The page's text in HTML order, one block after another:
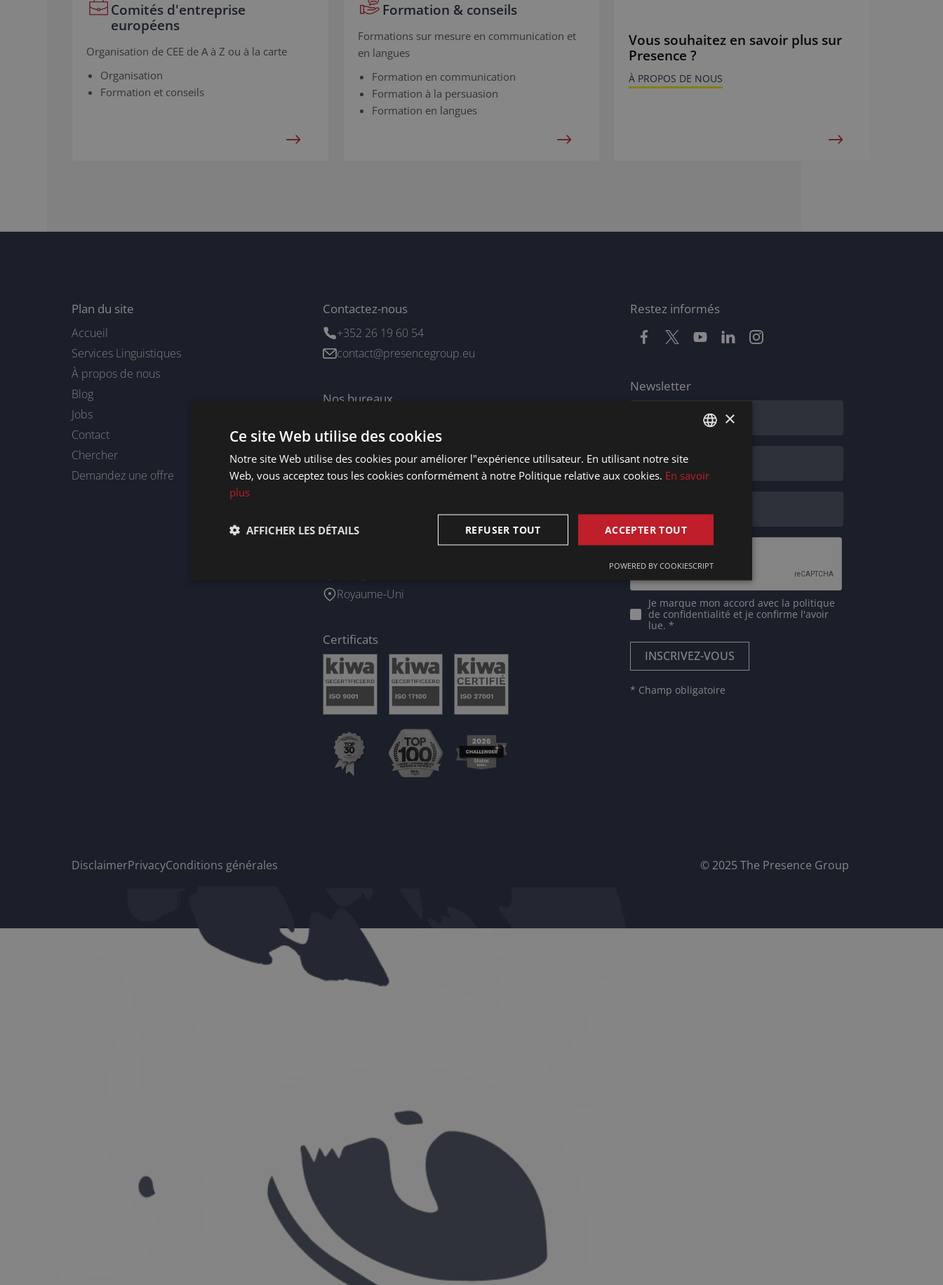
Comités d'entreprise
européens
Organisation de CEE de A à Z ou à la carte
Organisation
Formation et conseils
Formation & conseils
Formations sur mesure en communication et
en langues
Formation en communication
Formation à la persuasion
Formation en langues
Vous souhaitez en savoir plus sur
Presence ?
À PROPOS DE NOUS
Plan du site
Accueil
Services Linguistiques
À propos de nous
Blog
Jobs
Contact
Chercher
Demandez une offre
Contactez-nous
+352 26 19 60 54
contact@presencegroup.eu
Nos bureaux
Irlande - Dublin 2
Luxembourg - Doncols
Pays-Bas - Maastricht
Nos agents commerciaux
Royaume-Uni
Certificats
Restez informés
Newsletter
Je marque mon accord avec la politique
de confidentialité et je confirme l'avoir
lue. *
* Champ obligatoire
DisclaimerPrivacyConditions générales © 2025 The Presence Group
DUTCH
×
Ce site Web utilise des cookies
Notre site Web utilise des cookies pour améliorer l"expérience utilisateur. En utilisant notre site
Web, vous acceptez tous les cookies conformément à notre Politique relative aux cookies. En savoir
plus
ACCEPTER TOUT
REFUSER TOUT
AFFICHER LES DÉTAILS
POWERED BY COOKIESCRIPT